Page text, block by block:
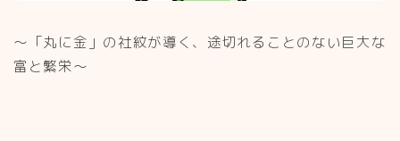
〜「丸に金」の社紋が導く、途切れることのない巨大な
富と繁栄〜